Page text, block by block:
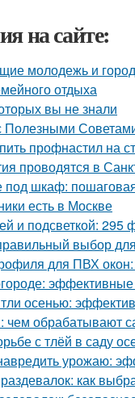
на сайте:
молодежь и город
отдыха
вы не знали
профнастил на
проводятся в
под шкаф:
есть в Москве
и подсветкой: 295
выбор
для ПВХ
осенью:
чем обрабатывают
с тлёй в саду
урожаю:
как